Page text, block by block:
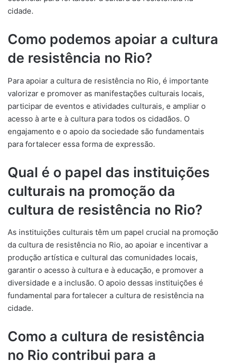
cidade.
Como podemos apoiar a cultura
de resistência no Rio?
Para apoiar a cultura de resistência no Rio, é importante
valorizar e promover as manifestações culturais locais,
participar de eventos e atividades culturais, e ampliar o
acesso à arte e à cultura para todos os cidadãos. O
engajamento e o apoio da sociedade são fundamentais
para fortalecer essa forma de expressão.
Qual é o papel das instituições
culturais na promoção da
cultura de resistência no Rio?
As instituições culturais têm um papel crucial na promoção
da cultura de resistência no Rio, ao apoiar e incentivar a
produção artística e cultural das comunidades locais,
garantir o acesso à cultura e à educação, e promover a
diversidade e a inclusão. O apoio dessas instituições é
fundamental para fortalecer a cultura de resistência na
cidade.
Como a cultura de resistência
no Rio contribui para a